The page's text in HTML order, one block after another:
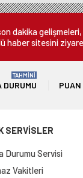
dakika
haber sitesini
DURUMU
TAHMİNİ
PUAN
SERVİSLER
Durumu Servisi
Vakitleri